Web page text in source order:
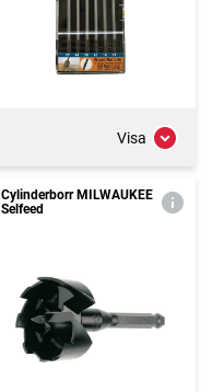
Visa
Cylinderborr MILWAUKEE
Selfeed